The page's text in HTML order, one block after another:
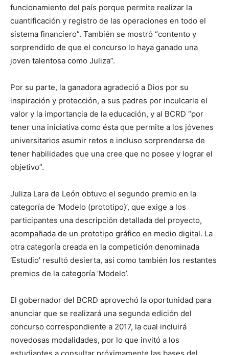
funcionamiento del país porque permite realizar la
cuantificación y registro de las operaciones en todo el
sistema financiero”. También se mostró “contento y
sorprendido de que el concurso lo haya ganado una
joven talentosa como Juliza”.
Por su parte, la ganadora agradeció a Dios por su
inspiración y protección, a sus padres por inculcarle el
valor y la importancia de la educación, y al BCRD “por
tener una iniciativa como ésta que permite a los jóvenes
universitarios asumir retos e incluso sorprenderse de
tener habilidades que una cree que no posee y lograr el
objetivo”.
Juliza Lara de León obtuvo el segundo premio en la
categoría de ‘Modelo (prototipo)’, que exige a los
participantes una descripción detallada del proyecto,
acompañada de un prototipo gráfico en medio digital. La
otra categoría creada en la competición denominada
‘Estudio’ resultó desierta, así como también los restantes
premios de la categoría ‘Modelo’.
El gobernador del BCRD aprovechó la oportunidad para
anunciar que se realizará una segunda edición del
concurso correspondiente a 2017, la cual incluirá
novedosas modalidades, por lo que invitó a los